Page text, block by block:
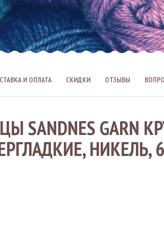
И ОПЛАТА СКИДКИ ОТЗЫВЫ
SANDNES GARN
НИКЕЛЬ,